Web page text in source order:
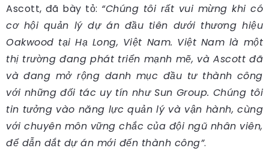
Ascott, đã bày tỏ: “Chúng tôi rất vui mừng khi có
cơ hội quản lý dự án đầu tiên dưới thương hiệu
Oakwood tại Hạ Long, Việt Nam. Việt Nam là một
thị trường đang phát triển mạnh mẽ, và Ascott đã
và đang mở rộng danh mục đầu tư thành công
với những đối tác uy tín như Sun Group. Chúng tôi
tin tưởng vào năng lực quản lý và vận hành, cùng
với chuyên môn vững chắc của đội ngũ nhân viên,
để dẫn dắt dự án mới đến thành công”.